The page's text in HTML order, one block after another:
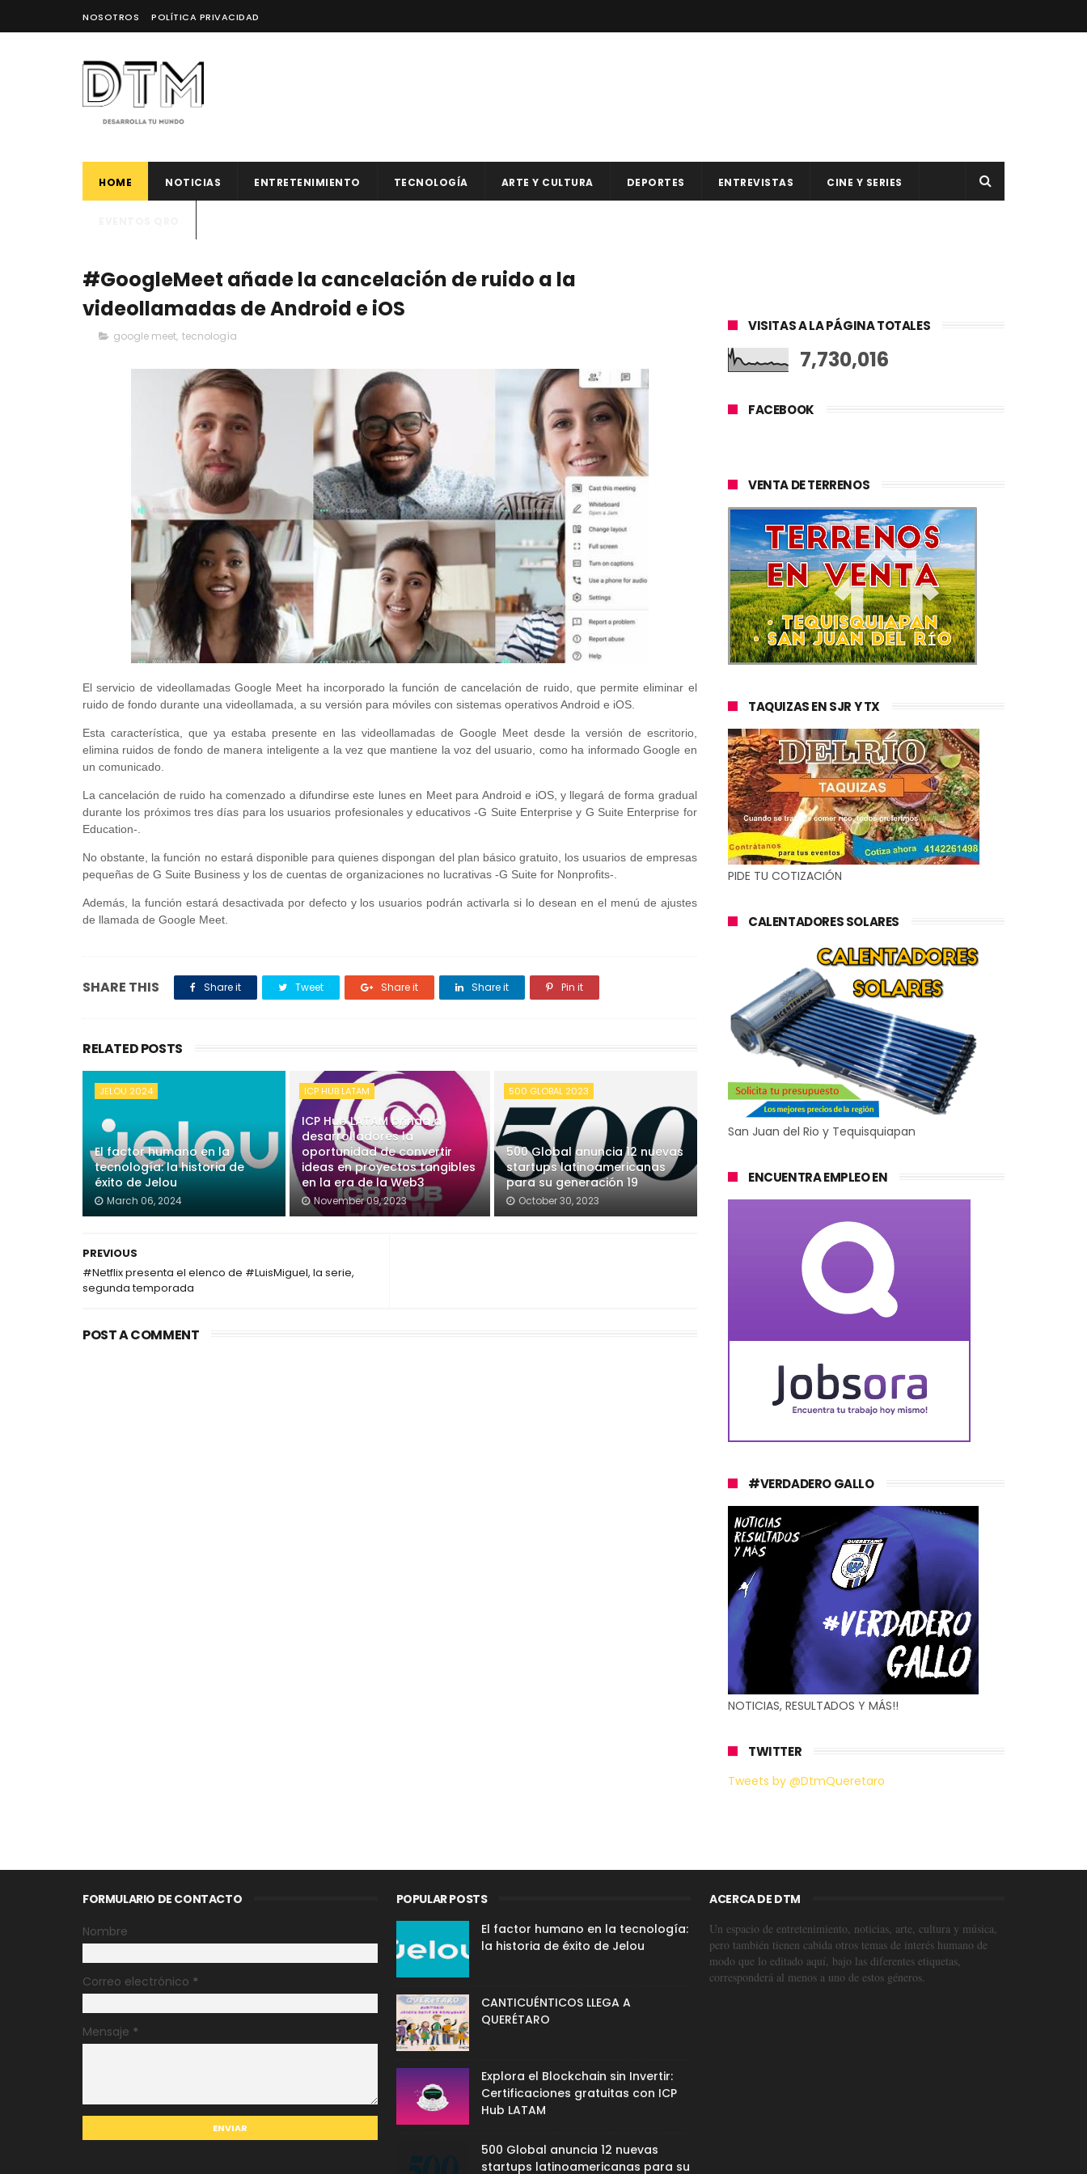
NOSOTROS POLÍTICA PRIVACIDAD
HOME NOTICIAS ENTRETENIMIENTO TECNOLOGÍA ARTE Y CULTURA DEPORTES ENTREVISTAS CINE Y SERIES
#GoogleMeet añade la cancelación de ruido a la
videollamadas de Android e iOS
google meet, tecnología
El servicio de videollamadas Google Meet ha incorporado la función de cancelación de ruido, que permite eliminar el
ruido de fondo durante una videollamada, a su versión para móviles con sistemas operativos Android e iOS.
Esta característica, que ya estaba presente en las videollamadas de Google Meet desde la versión de escritorio,
elimina ruidos de fondo de manera inteligente a la vez que mantiene la voz del usuario, como ha informado Google en
un comunicado.
La cancelación de ruido ha comenzado a difundirse este lunes en Meet para Android e iOS, y llegará de forma gradual
durante los próximos tres días para los usuarios profesionales y educativos -G Suite Enterprise y G Suite Enterprise for
Education-.
No obstante, la función no estará disponible para quienes dispongan del plan básico gratuito, los usuarios de empresas
pequeñas de G Suite Business y los de cuentas de organizaciones no lucrativas -G Suite for Nonprofits-.
Además, la función estará desactivada por defecto y los usuarios podrán activarla si lo desean en el menú de ajustes
de llamada de Google Meet.
SHARE THIS Share it Tweet Share it Share it Pin it
RELATED POSTS
JELOU 2024
El factor humano en la
tecnología: la historia de
éxito de Jelou
March 06, 2024
ICP HUB LATAM
ICP Hub LATAM brinda a
desarrolladores la
oportunidad de convertir
ideas en proyectos tangibles
en la era de la Web3
November 09, 2023
500 GLOBAL 2023
500 Global anuncia 12 nuevas
startups latinoamericanas
para su generación 19
October 30, 2023
PREVIOUS
#Netflix presenta el elenco de #LuisMiguel, la serie,
segunda temporada
POST A COMMENT
VISITAS A LA PÁGINA TOTALES
7,730,016
FACEBOOK
VENTA DE TERRENOS
TAQUIZAS EN SJR Y TX
PIDE TU COTIZACIÓN
CALENTADORES SOLARES
San Juan del Rio y Tequisquiapan
ENCUENTRA EMPLEO EN
#VERDADERO GALLO
NOTICIAS, RESULTADOS Y MÁS!!
TWITTER
Tweets by @DtmQueretaro
FORMULARIO DE CONTACTO
Nombre
Correo electrónico *
Mensaje *
POPULAR POSTS
El factor humano en la tecnología:
la historia de éxito de Jelou
CANTICUÉNTICOS LLEGA A
QUERÉTARO
Explora el Blockchain sin Invertir:
Certificaciones gratuitas con ICP
Hub LATAM
500 Global anuncia 12 nuevas
startups latinoamericanas para su
ACERCA DE DTM
Un espacio de entretenimiento, noticias, arte, cultura y música,
pero también tienen cabida otros temas de interés humano de
modo que lo editado aquí, bajo las diferentes etiquetas,
corresponderá al menos a uno de estos géneros.